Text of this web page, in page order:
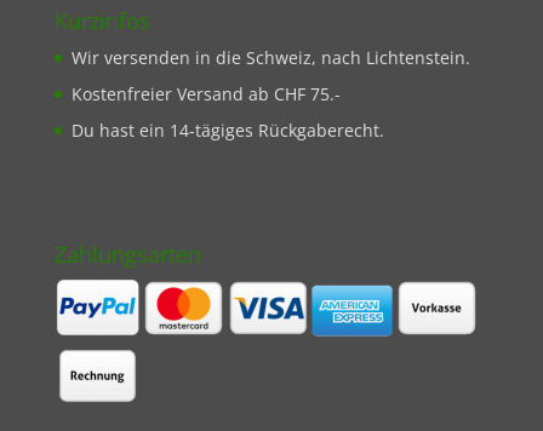
Kurzinfos
Wir versenden in die Schweiz, nach Lichtenstein.
Kostenfreier Versand ab CHF 75.-
Du hast ein 14-tägiges Rückgaberecht.
Zahlungsarten